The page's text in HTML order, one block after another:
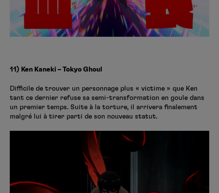
11) Ken Kaneki – Tokyo Ghoul
Difficile de trouver un personnage plus « victime » que Ken
tant ce dernier refuse sa semi-transformation en goule dans
un premier temps. Suite à la torture, il arrivera finalement
malgré lui à tirer parti de son nouveau statut.